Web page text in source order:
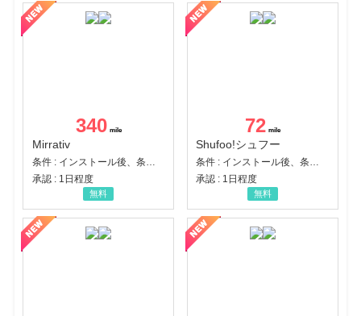
340
Mirrativ
条件 : インストール後、条件達成
承認 : 1日程度
無料
72
Shufoo!シュフー
条件 : インストール後、条件達成
承認 : 1日程度
無料